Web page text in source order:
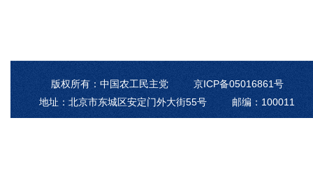
版权所有：中国农工民主党 京ICP备05016861号
地址：北京市东城区安定门外大街55号 邮编：100011